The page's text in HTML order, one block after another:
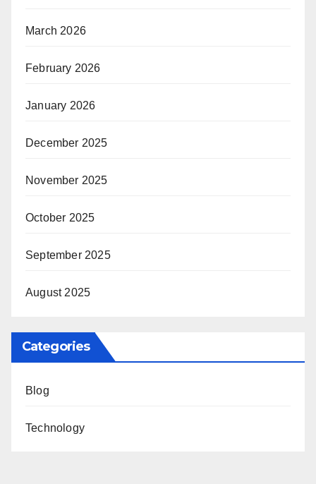
March 2026
February 2026
January 2026
December 2025
November 2025
October 2025
September 2025
August 2025
Categories
Blog
Technology